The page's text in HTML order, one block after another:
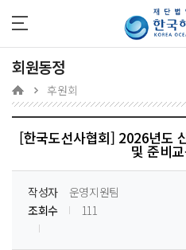
본문 바
주메뉴
하단 바
회원동정
후원회
[한국도선사협회] 2026년도
및 준비
작성자
운영지원팀
조회수
111